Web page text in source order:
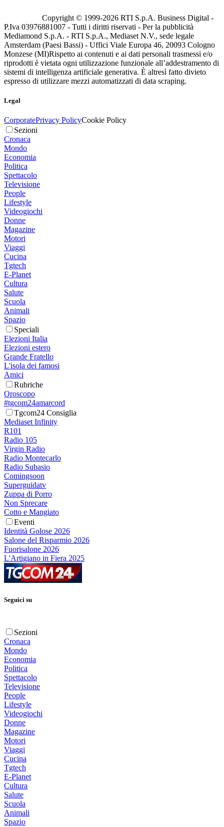
Copyright © 1999-2026 RTI S.p.A. Business Digital -
P.Iva 03976881007 - Tutti i diritti riservati - Per la pubblicità
Mediamond S.p.A. - RTI S.p.A., Mediaset N.V., sede legale
Amsterdam (Paesi Bassi) - Uffici Viale Europa 46, 20093 Cologno
Monzese (MI)Rispetto ai contenuti e ai dati personali trasmessi e/o
riprodotti è vietata ogni utilizzazione funzionale all’addestramento di
sistemi di intelligenza artificiale generativa. È altresì fatto divieto
espresso di utilizzare mezzi automatizzati di data scraping.
Legal
CorporatePrivacy PolicyCookie Policy
Sezioni
Cronaca
Mondo
Economia
Politica
Spettacolo
Televisione
People
Lifestyle
Videogiochi
Donne
Magazine
Motori
Viaggi
Cucina
Tgtech
E-Planet
Cultura
Salute
Scuola
Animali
Spazio
Speciali
Elezioni Italia
Elezioni estero
Grande Fratello
L'isola dei famosi
Amici
Rubriche
Oroscopo
#tgcom24amarcord
Tgcom24 Consiglia
Mediaset Infinity
R101
Radio 105
Virgin Radio
Radio Montecarlo
Radio Subasio
Comingsoon
Superguidatv
Zuppa di Porro
Non Sprecare
Cotto e Mangiato
Eventi
Identità Golose 2026
Salone del Risparmio 2026
Fuorisalone 2026
L'Artigiano in Fiera 2025
Seguici su
Sezioni
Cronaca
Mondo
Economia
Politica
Spettacolo
Televisione
People
Lifestyle
Videogiochi
Donne
Magazine
Motori
Viaggi
Cucina
Tgtech
E-Planet
Cultura
Salute
Scuola
Animali
Spazio